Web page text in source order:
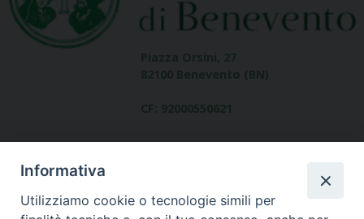
Informativa
Utilizziamo cookie o tecnologie simili per